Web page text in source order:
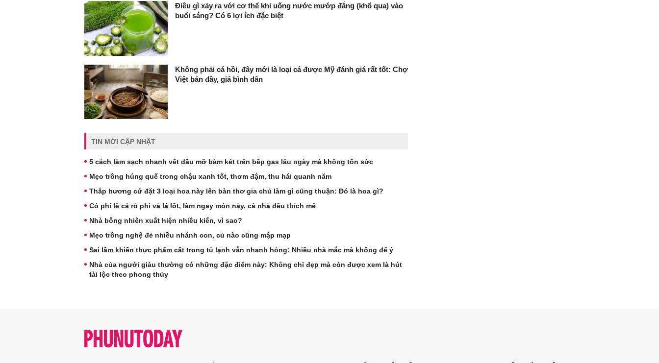
Điều gì xảy ra với cơ thể khi uống nước mướp đắng (khổ qua) vào
buổi sáng? Có 6 lợi ích đặc biệt
Không phải cá hồi, đây mới là loại cá được Mỹ đánh giá rất tốt: Chợ
Việt bán đầy, giá bình dân
TIN MỚI CẬP NHẬT
5 cách làm sạch nhanh vết dầu mỡ bám két trên bếp gas lâu ngày mà không tốn sức
Mẹo trồng húng quế trong chậu xanh tốt, thơm đậm, thu hái quanh năm
Thắp hương cứ đặt 3 loại hoa này lên bàn thơ gia chủ làm gì cũng thuận: Đó là hoa gì?
Có phi lê cá rô phi và lá lốt, làm ngay món này, cả nhà đều thích mê
Nhà bỗng nhiên xuất hiện nhiều kiến, vì sao?
Mẹo trồng nghệ đẻ nhiều nhánh con, củ nào cũng mập mạp
Sai lầm khiến thực phẩm cất trong tủ lạnh vẫn nhanh hỏng: Nhiều nhà mắc mà không để ý
Nhà của người giàu thường có những đặc điểm này: Không chỉ đẹp mà còn được xem là hút
tài lộc theo phong thủy